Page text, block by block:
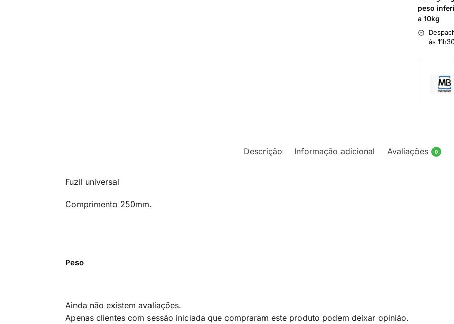
peso
a 10kg
ás
Descrição Informação adicional Avaliações 0
Fuzil universal
Comprimento 250mm.
Peso
Ainda não existem avaliações.
Apenas clientes com sessão iniciada que compraram este produto podem deixar opinião.